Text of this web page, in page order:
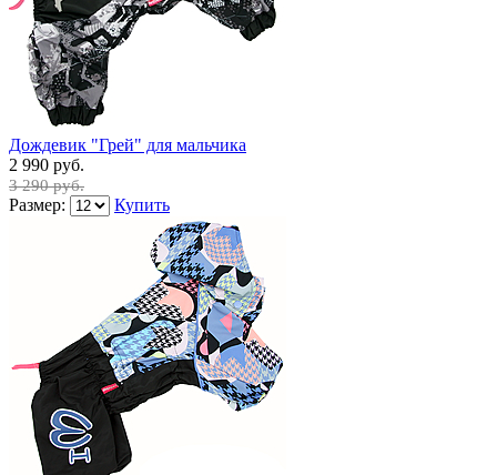
Дождевик "Грей" для мальчика
2 990 руб.
3 290 руб.
Размер: Купить